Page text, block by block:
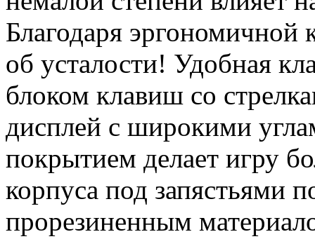
Благодаря эргономичной
об усталости! Удобная
блоком клавиш со
дисплей с широкими
покрытием делает игру
корпуса под запястьями
прорезиненным